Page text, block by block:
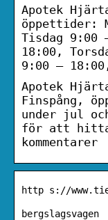
Apotek
öppettider:
Tisdag 9:00
18:00,
9:00 –
Apotek
Finspång,
under jul
för att hitta
kommentarer
http s://
bergslagsvagen